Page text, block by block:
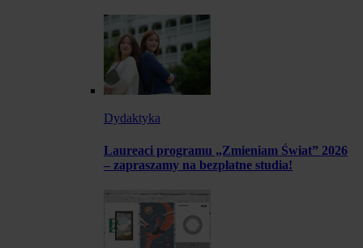
Dydaktyka
Laureaci programu „Zmieniam Świat” 2026
– zapraszamy na bezpłatne studia!